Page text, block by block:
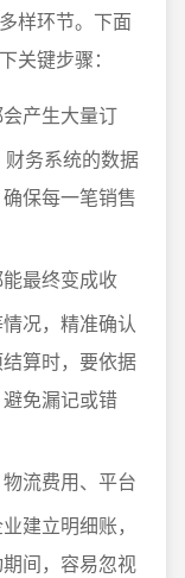
样环节。下面
关键步骤：
产生大量订
务系统的数据
保每一笔销售
最终变成收
况，精准确认
算时，要依据
免漏记或错
流费用、平台
建立明细账，
间，容易忽视